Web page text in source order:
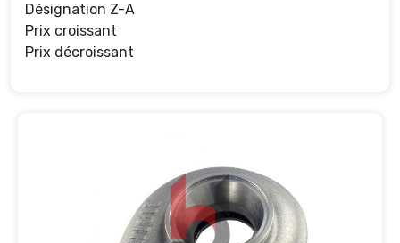
Désignation Z-A
Prix croissant
Prix décroissant